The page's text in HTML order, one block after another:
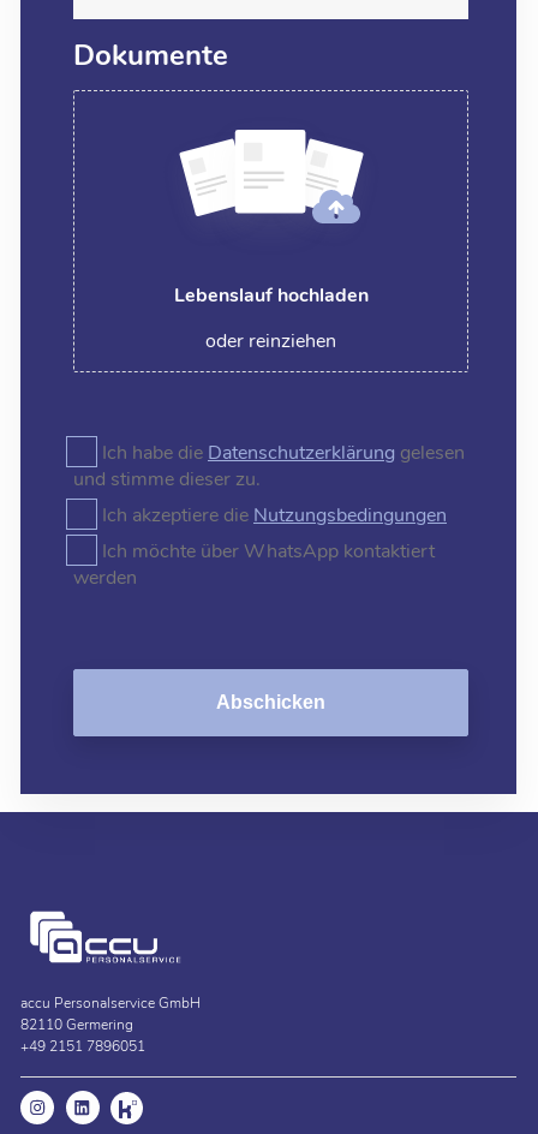
Dokumente
Lebenslauf hochladen
oder reinziehen
Ich habe die Datenschutzerklärung gelesen
und stimme dieser zu.
Ich akzeptiere die Nutzungsbedingungen
Ich möchte über WhatsApp kontaktiert
werden
Abschicken
accu Personalservice GmbH
82110 Germering
+49 2151 7896051